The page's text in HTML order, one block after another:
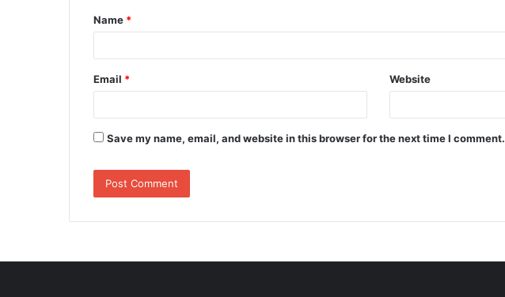
*
Name *
Email * Website
Save my name, email, and website in this browser for the next time I comment.